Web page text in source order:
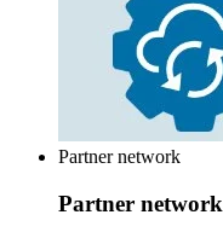
Partner network
Partner network